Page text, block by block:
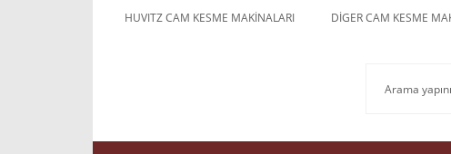
HUVITZ CAM KESME MAKİNALARI DİGER CAM KESME